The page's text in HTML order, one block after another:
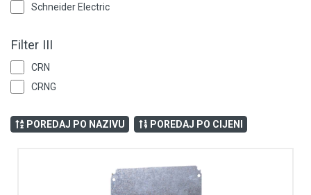
Schneider Electric
Filter III
CRN
CRNG
POREDAJ PO NAZIVU POREDAJ PO CIJENI